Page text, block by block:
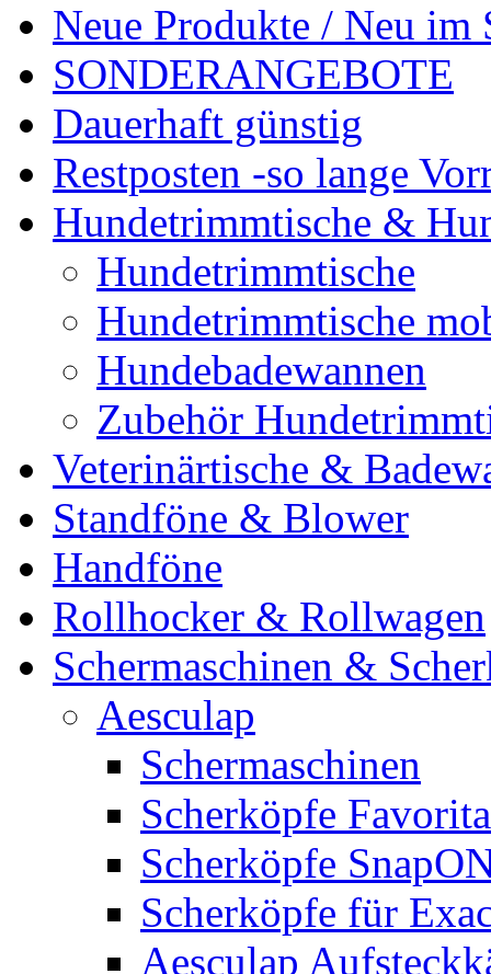
Neue Produkte / Neu im
SONDERANGEBOTE
Dauerhaft günstig
Restposten -so lange
Hundetrimmtische &
Hundetrimmtische
Hundetrimmtische
Hundebadewannen
Zubehör
Veterinärtische &
Standföne & Blower
Handföne
Rollhocker & Rollwagen
Schermaschinen &
Aesculap
Schermaschinen
Scherköpfe
Scherköpfe
Scherköpfe für
Aesculap